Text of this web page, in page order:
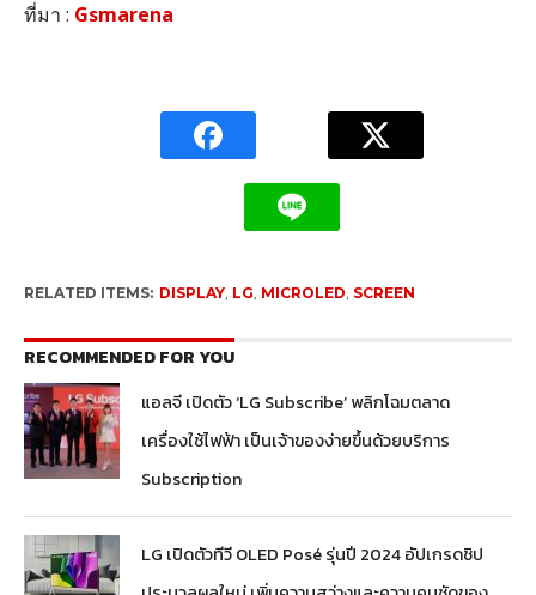
ที่มา : Gsmarena
RELATED ITEMS: DISPLAY, LG, MICROLED, SCREEN
RECOMMENDED FOR YOU
แอลจี เปิดตัว ‘LG Subscribe’ พลิกโฉมตลาด
เครื่องใช้ไฟฟ้า เป็นเจ้าของง่ายขึ้นด้วยบริการ
Subscription
LG เปิดตัวทีวี OLED Posé รุ่นปี 2024 อัปเกรดชิป